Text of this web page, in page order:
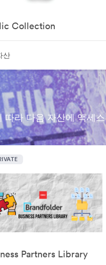
Collection
산
따라 다음 자산에 액세스
Partners Library